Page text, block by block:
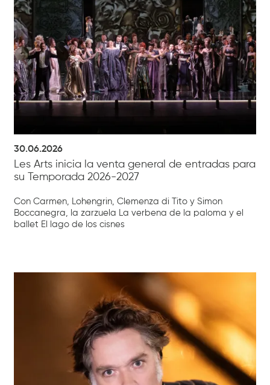
30.06.2026
Les Arts inicia la venta general de entradas para
su Temporada 2026-2027
Con Carmen, Lohengrin, Clemenza di Tito y Simon
Boccanegra, la zarzuela La verbena de la paloma y el
ballet El lago de los cisnes